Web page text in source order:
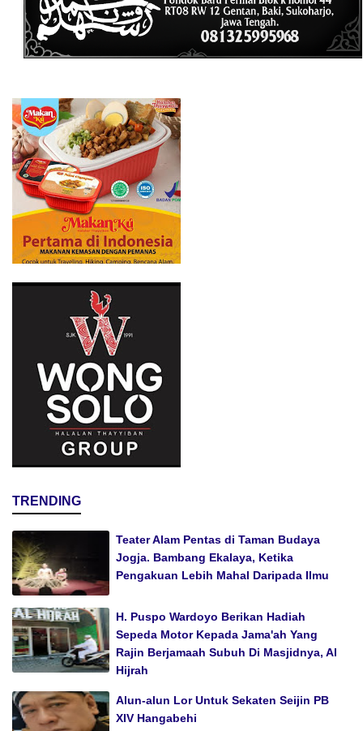
TRENDING
Teater Alam Pentas di Taman Budaya
Jogja. Bambang Ekalaya, Ketika
Pengakuan Lebih Mahal Daripada Ilmu
H. Puspo Wardoyo Berikan Hadiah
Sepeda Motor Kepada Jama'ah Yang
Rajin Berjamaah Subuh Di Masjidnya, Al
Hijrah
Alun-alun Lor Untuk Sekaten Seijin PB
XIV Hangabehi